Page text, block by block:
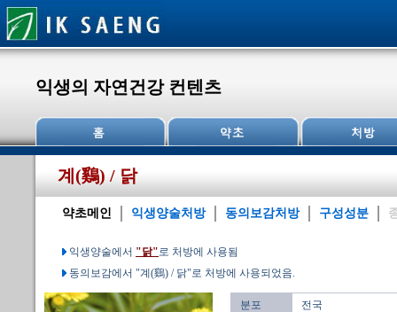
익생의 자연건강 컨텐츠
계(鷄) / 닭
약초메인 익생양술처방 동의보감처방 구성성분
익생양술에서 "닭"로 처방에 사용됨
동의보감에서 "계(鷄) / 닭"로 처방에 사용되었음.
분포 전국